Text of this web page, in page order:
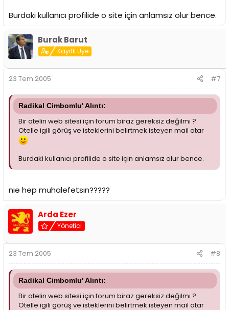
Burdaki kullanıcı profilide o site için anlamsız olur bence.
Burak Barut
Kayıtlı Üye
23 Tem 2005 #7
Radikal Cimbomlu' Alıntı:
Bir otelin web sitesi için forum biraz gereksiz değilmi ?
Otelle igili görüş ve isteklerini belirtmek isteyen mail atar
Burdaki kullanıcı profilide o site için anlamsız olur bence.
nıe hep muhalefetsın?????
Arda Ezer
Yönetici
23 Tem 2005 #8
Radikal Cimbomlu' Alıntı:
Bir otelin web sitesi için forum biraz gereksiz değilmi ?
Otelle igili görüş ve isteklerini belirtmek isteyen mail atar